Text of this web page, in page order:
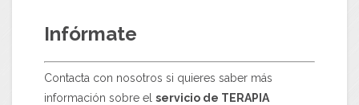
Infórmate
Contacta con nosotros si quieres saber más
información sobre el servicio de TERAPIA